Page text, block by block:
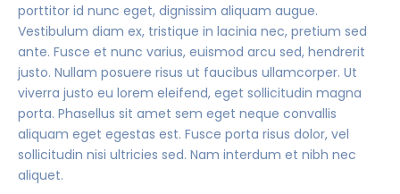
porttitor id nunc eget, dignissim aliquam augue.
Vestibulum diam ex, tristique in lacinia nec, pretium sed
ante. Fusce et nunc varius, euismod arcu sed, hendrerit
justo. Nullam posuere risus ut faucibus ullamcorper. Ut
viverra justo eu lorem eleifend, eget sollicitudin magna
porta. Phasellus sit amet sem eget neque convallis
aliquam eget egestas est. Fusce porta risus dolor, vel
sollicitudin nisi ultricies sed. Nam interdum et nibh nec
aliquet.